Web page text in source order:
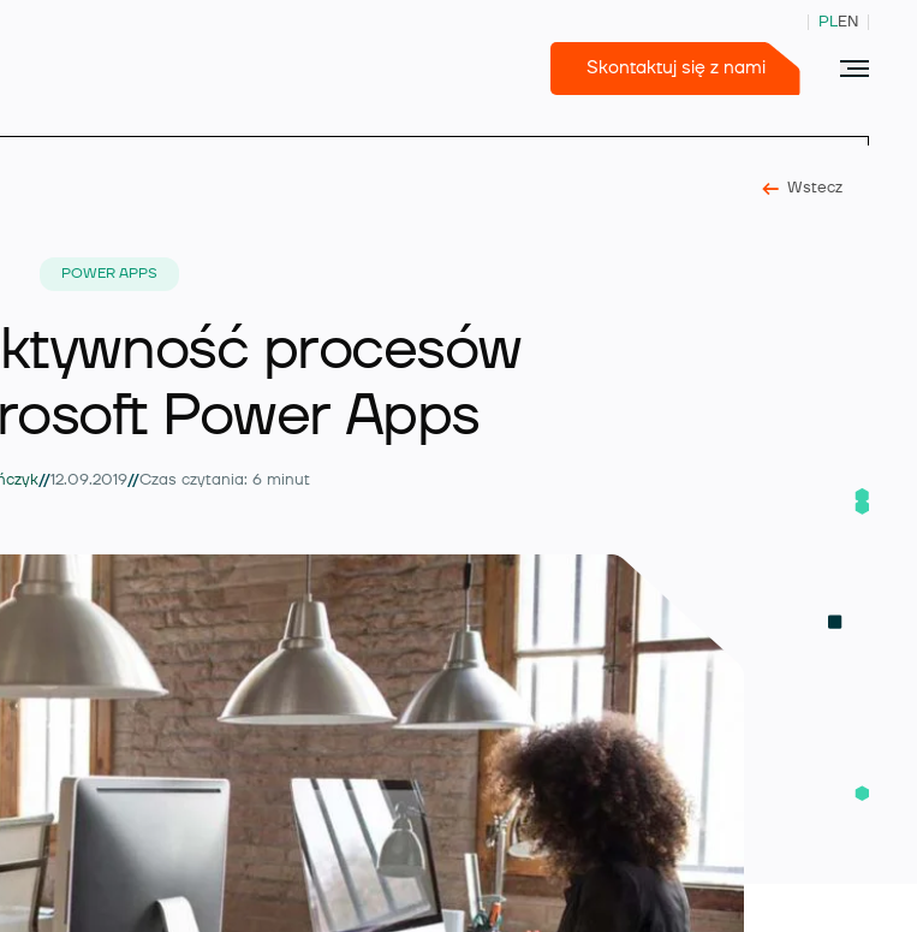
PLEN
Skontaktuj się z nami
Rozszerzenia
O nas
Wstecz
POWER APPS
procesów
Power Apps
//12.09.2019//Czas czytania: 6 minut